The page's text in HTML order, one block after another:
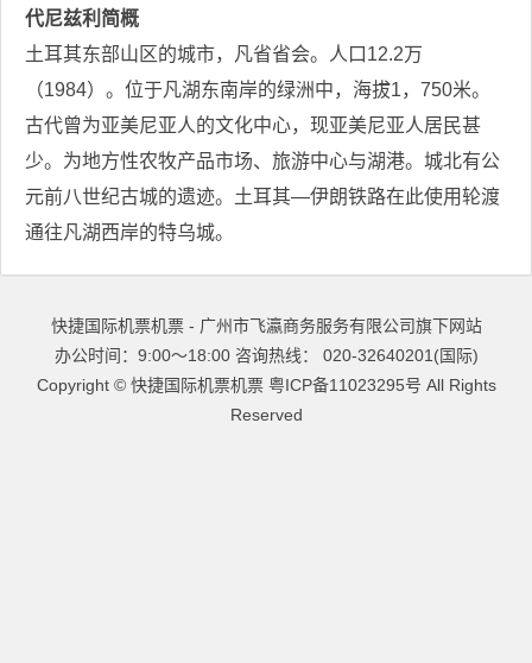
代尼兹利 简概
土耳其东部山区的城市，凡省省会。人口12.2万
（1984）。位于凡湖东南岸的绿洲中，海拔1，750米。
古代曾为亚美尼亚人的文化中心，现亚美尼亚人居民甚
少。为地方性农牧产品市场、旅游中心与湖港。城北有公
元前八世纪古城的遗迹。土耳其—伊朗铁路在此使用轮渡
通往凡湖西岸的特乌城。
快捷国际机票机票 - 广州市飞瀛商务服务有限公司旗下网站
办公时间：9:00～18:00 咨询热线： 020-32640201(国际)
Copyright © 快捷国际机票机票 粤ICP备11023295号 All Rights
Reserved